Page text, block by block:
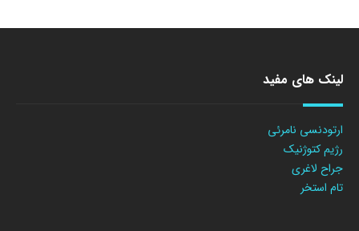
لینک های مفید
ارتودنسی نامرئی
رژیم کتوژنیک
جراح لاغری
تام استخر